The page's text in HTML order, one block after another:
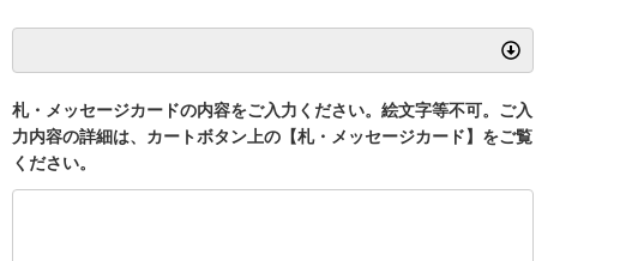
札・メッセージカードの内容をご入力ください。絵文字等不可。ご入
力内容の詳細は、カートボタン上の【札・メッセージカード】をご覧
ください。